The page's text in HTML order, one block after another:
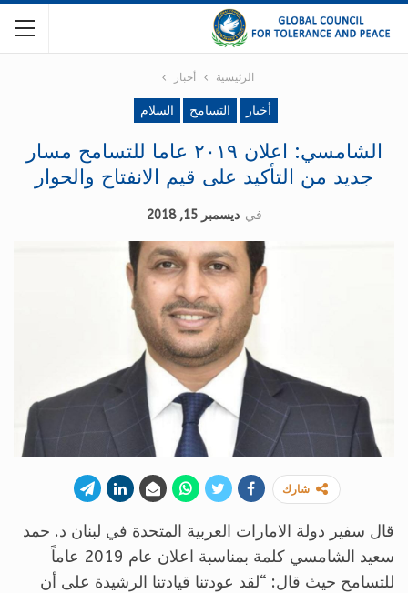
الرئيسية أخبار
أخبار التسامح السلام
الشامسي: اعلان ٢٠١٩ عاما للتسامح مسار
جديد من التأكيد على قيم الانفتاح والحوار
في ديسمبر 15, 2018
شارك
قال سفير دولة الامارات العربية المتحدة في لبنان د. حمد
سعيد الشامسي كلمة بمناسبة اعلان عام 2019 عاماً
للتسامح حيث قال: “لقد عودتنا قيادتنا الرشيدة على أن